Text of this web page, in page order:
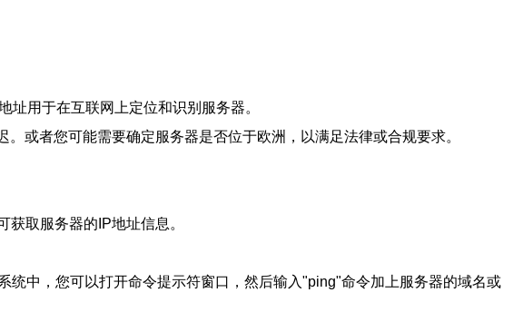
用于在互联网上定位和识别服务器。
或者您可能需要确定服务器是否位于欧洲，以满足法律或合规要求。
取服务器的IP地址信息。
中，您可以打开命令提示符窗口，然后输入"ping"命令加上服务器的域名或